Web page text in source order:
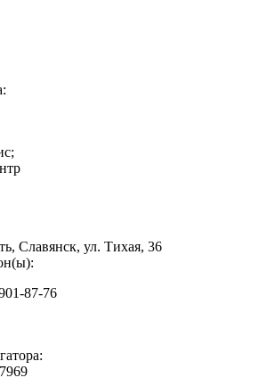
Славянск, ул. Тихая, 36
87-76